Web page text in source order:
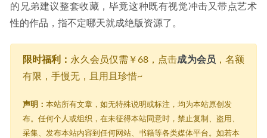
的兄弟建议整套收藏，毕竟这种既有视觉冲击又带点艺术
性的作品，指不定哪天就成绝版资源了。
限时福利： 永久会员仅需￥68，点击成为会员 ，名额
有限，手慢无，且用且珍惜~
声明： 本站所有文章，如无特殊说明或标注，均为本站原创发
布。任何个人或组织，在未征得本站同意时，禁止复制、盗用、
采集、发布本站内容到任何网站、书籍等各类媒体平台。如若本